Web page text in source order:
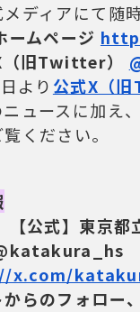
ディアにて随
ームページ
（旧Twitter）
より 公式X（
ュースに加え
ください。
【公式】東京
x.com/
らのフォロー